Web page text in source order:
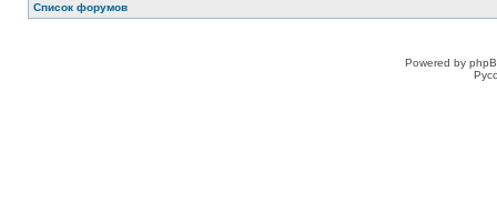
Список форумов
Powered by